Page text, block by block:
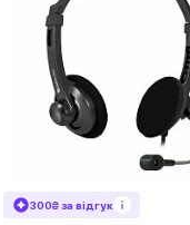
300₴ за відгук